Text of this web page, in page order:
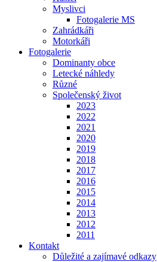
Myslivci
Fotogalerie MS
Zahrádkáři
Motorkáři
Fotogalerie
Dominanty obce
Letecké náhledy
Různé
Společenský život
2023
2022
2021
2020
2019
2018
2017
2016
2015
2014
2013
2012
2011
Kontakt
Důležité a zajímavé odkazy